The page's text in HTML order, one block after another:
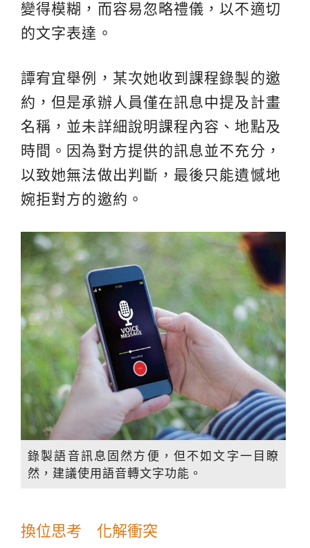
變得模糊，而容易忽略禮儀，以不適切
的文字表達。
譚宥宜舉例，某次她收到課程錄製的邀
約，但是承辦人員僅在訊息中提及計畫
名稱，並未詳細說明課程內容、地點及
時間。因為對方提供的訊息並不充分，
以致她無法做出判斷，最後只能遺憾地
婉拒對方的邀約。
錄製語音訊息固然方便，但不如文字一目瞭
然，建議使用語音轉文字功能。
換位思考 化解衝突